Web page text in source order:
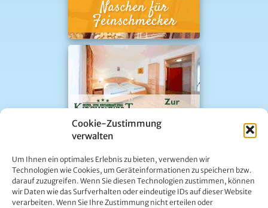
Cookie-Zustimmung
verwalten
Um Ihnen ein optimales Erlebnis zu bieten, verwenden wir
Technologien wie Cookies, um Geräteinformationen zu speichern bzw.
darauf zuzugreifen. Wenn Sie diesen Technologien zustimmen, können
wir Daten wie das Surfverhalten oder eindeutige IDs auf dieser Website
verarbeiten. Wenn Sie Ihre Zustimmung nicht erteilen oder